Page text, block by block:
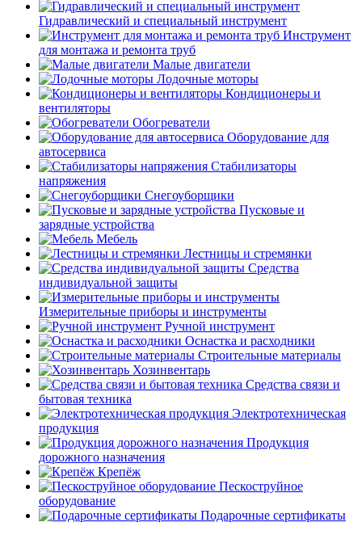
Гидравлический и специальный инструмент
Инструмент
для монтажа и ремонта труб
Малые двигатели
Лодочные моторы
Кондиционеры и
вентиляторы
Обогреватели
Оборудование для
автосервиса
Стабилизаторы
напряжения
Снегоуборщики
Пусковые и
зарядные устройства
Мебель
Лестницы и стремянки
Средства
индивидуальной защиты
Измерительные приборы и инструменты
Ручной инструмент
Оснастка и расходники
Строительные материалы
Хозинвентарь
Средства связи и
бытовая техника
Электротехническая
продукция
Продукция
дорожного назначения
Крепёж
Пескоструйное
оборудование
Подарочные сертификаты